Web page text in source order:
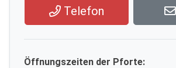
Telefon
Öffnungszeiten der Pforte: